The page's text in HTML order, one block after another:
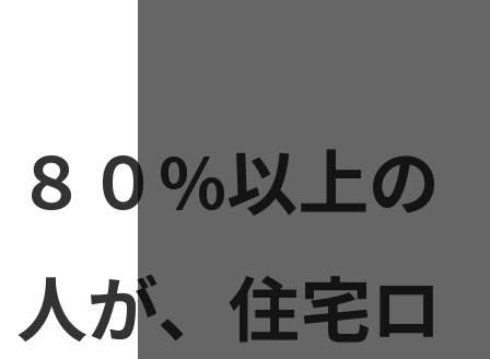
８０%以上の
人が、住宅ロ